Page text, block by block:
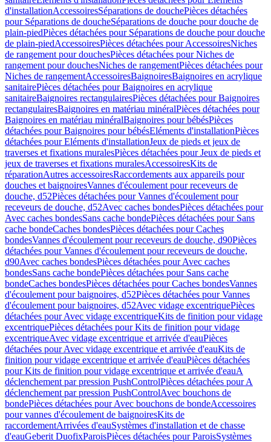
d'installationAccessoiresSéparations de douchePièces détachées
pour Séparations de doucheSéparations de douche pour douche de
plain-piedPièces détachées pour Séparations de douche pour douche
de plain-piedAccessoiresPièces détachées pour AccessoiresNiches
de rangement pour douchesPièces détachées pour Niches de
rangement pour douchesNiches de rangementPièces détachées pour
Niches de rangementAccessoiresBaignoiresBaignoires en acrylique
sanitairePièces détachées pour Baignoires en acrylique
sanitaireBaignoires rectangulairesPièces détachées pour Baignoires
rectangulairesBaignoires en matériau minéralPièces détachées pour
Baignoires en matériau minéralBaignoires pour bébésPièces
détachées pour Baignoires pour bébésEléments d'installationPièces
détachées pour Eléments d'installationJeux de pieds et jeux de
traverses et fixations muralesPièces détachées pour Jeux de pieds et
jeux de traverses et fixations muralesAccessoiresKits de
réparationAutres accessoiresRaccordements aux appareils pour
douches et baignoiresVannes d'écoulement pour receveurs de
douche, d52Pièces détachées pour Vannes d'écoulement pour
receveurs de douche, d52Avec caches bondesPièces détachées pour
Avec caches bondesSans cache bondePièces détachées pour Sans
cache bondeCaches bondesPièces détachées pour Caches
bondesVannes d'écoulement pour receveurs de douche, d90Pièces
détachées pour Vannes d'écoulement pour receveurs de douche,
d90Avec caches bondesPièces détachées pour Avec caches
bondesSans cache bondePièces détachées pour Sans cache
bondeCaches bondesPièces détachées pour Caches bondesVannes
d'écoulement pour baignoires, d52Pièces détachées pour Vannes
d'écoulement pour baignoires, d52Avec vidage excentriquePièces
détachées pour Avec vidage excentriqueKits de finition pour vidage
excentriquePièces détachées pour Kits de finition pour vidage
excentriqueAvec vidage excentrique et arrivée d'eauPièces
détachées pour Avec vidage excentrique et arrivée d'eauKits de
finition pour vidage excentrique et arrivée d'eauPièces détachées
pour Kits de finition pour vidage excentrique et arrivée d'eauA
déclenchement par pression PushControlPièces détachées pour A
déclenchement par pression PushControlAvec bouchons de
bondePièces détachées pour Avec bouchons de bondeAccessoires
pour vannes d'écoulement de baignoiresKits de
raccordementArrivées d'eauSystèmes d'installation et de chasse
d'eauGeberit DuofixParoisPièces détachées pour ParoisSystèmes